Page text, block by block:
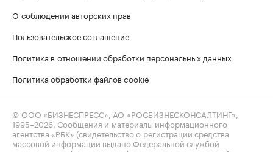
О соблюдении авторских прав
Пользовательское соглашение
Политика в отношении обработки персональных данных
Политика обработки файлов cookie
© ООО «БИЗНЕСПРЕСС», АО «РОСБИЗНЕСКОНСАЛТИНГ»,
1995–2026 . Сообщения и материалы информационного
агентства «РБК» (свидетельство о регистрации средства
массовой информации выдано Федеральной службой